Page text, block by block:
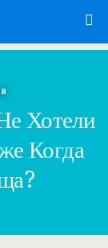
Хотели
Когда